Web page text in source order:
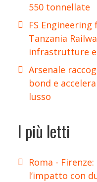
550 tonnellate
FS
Tanzania
infrastrutture
Arsenale
bond e
lusso
I più letti
Roma -
l’impatto con